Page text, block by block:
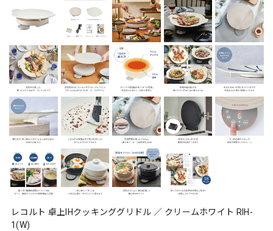
レコルト 卓上IHクッキンググリドル ／ クリームホワイト RIH-
1(W)